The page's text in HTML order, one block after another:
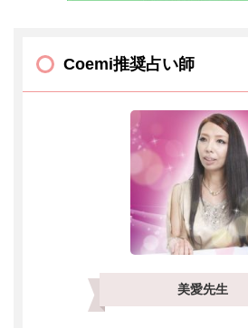
Coemi推奨占い師
美愛先生